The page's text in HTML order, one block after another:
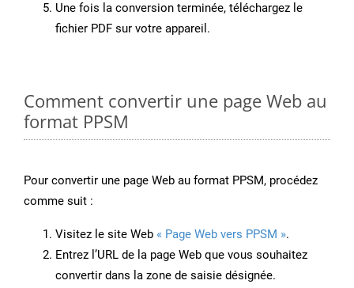
Une fois la conversion terminée, téléchargez le
fichier PDF sur votre appareil.
Comment convertir une page Web au
format PPSM
Pour convertir une page Web au format PPSM, procédez
comme suit :
Visitez le site Web « Page Web vers PPSM ».
Entrez l’URL de la page Web que vous souhaitez
convertir dans la zone de saisie désignée.